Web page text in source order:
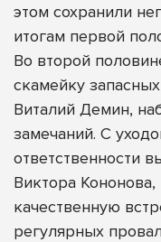
этом сохранили
итогам первой
Во второй
скамейку
Виталий Демин,
замечаний. С
ответственности
Виктора
качественную
регулярных